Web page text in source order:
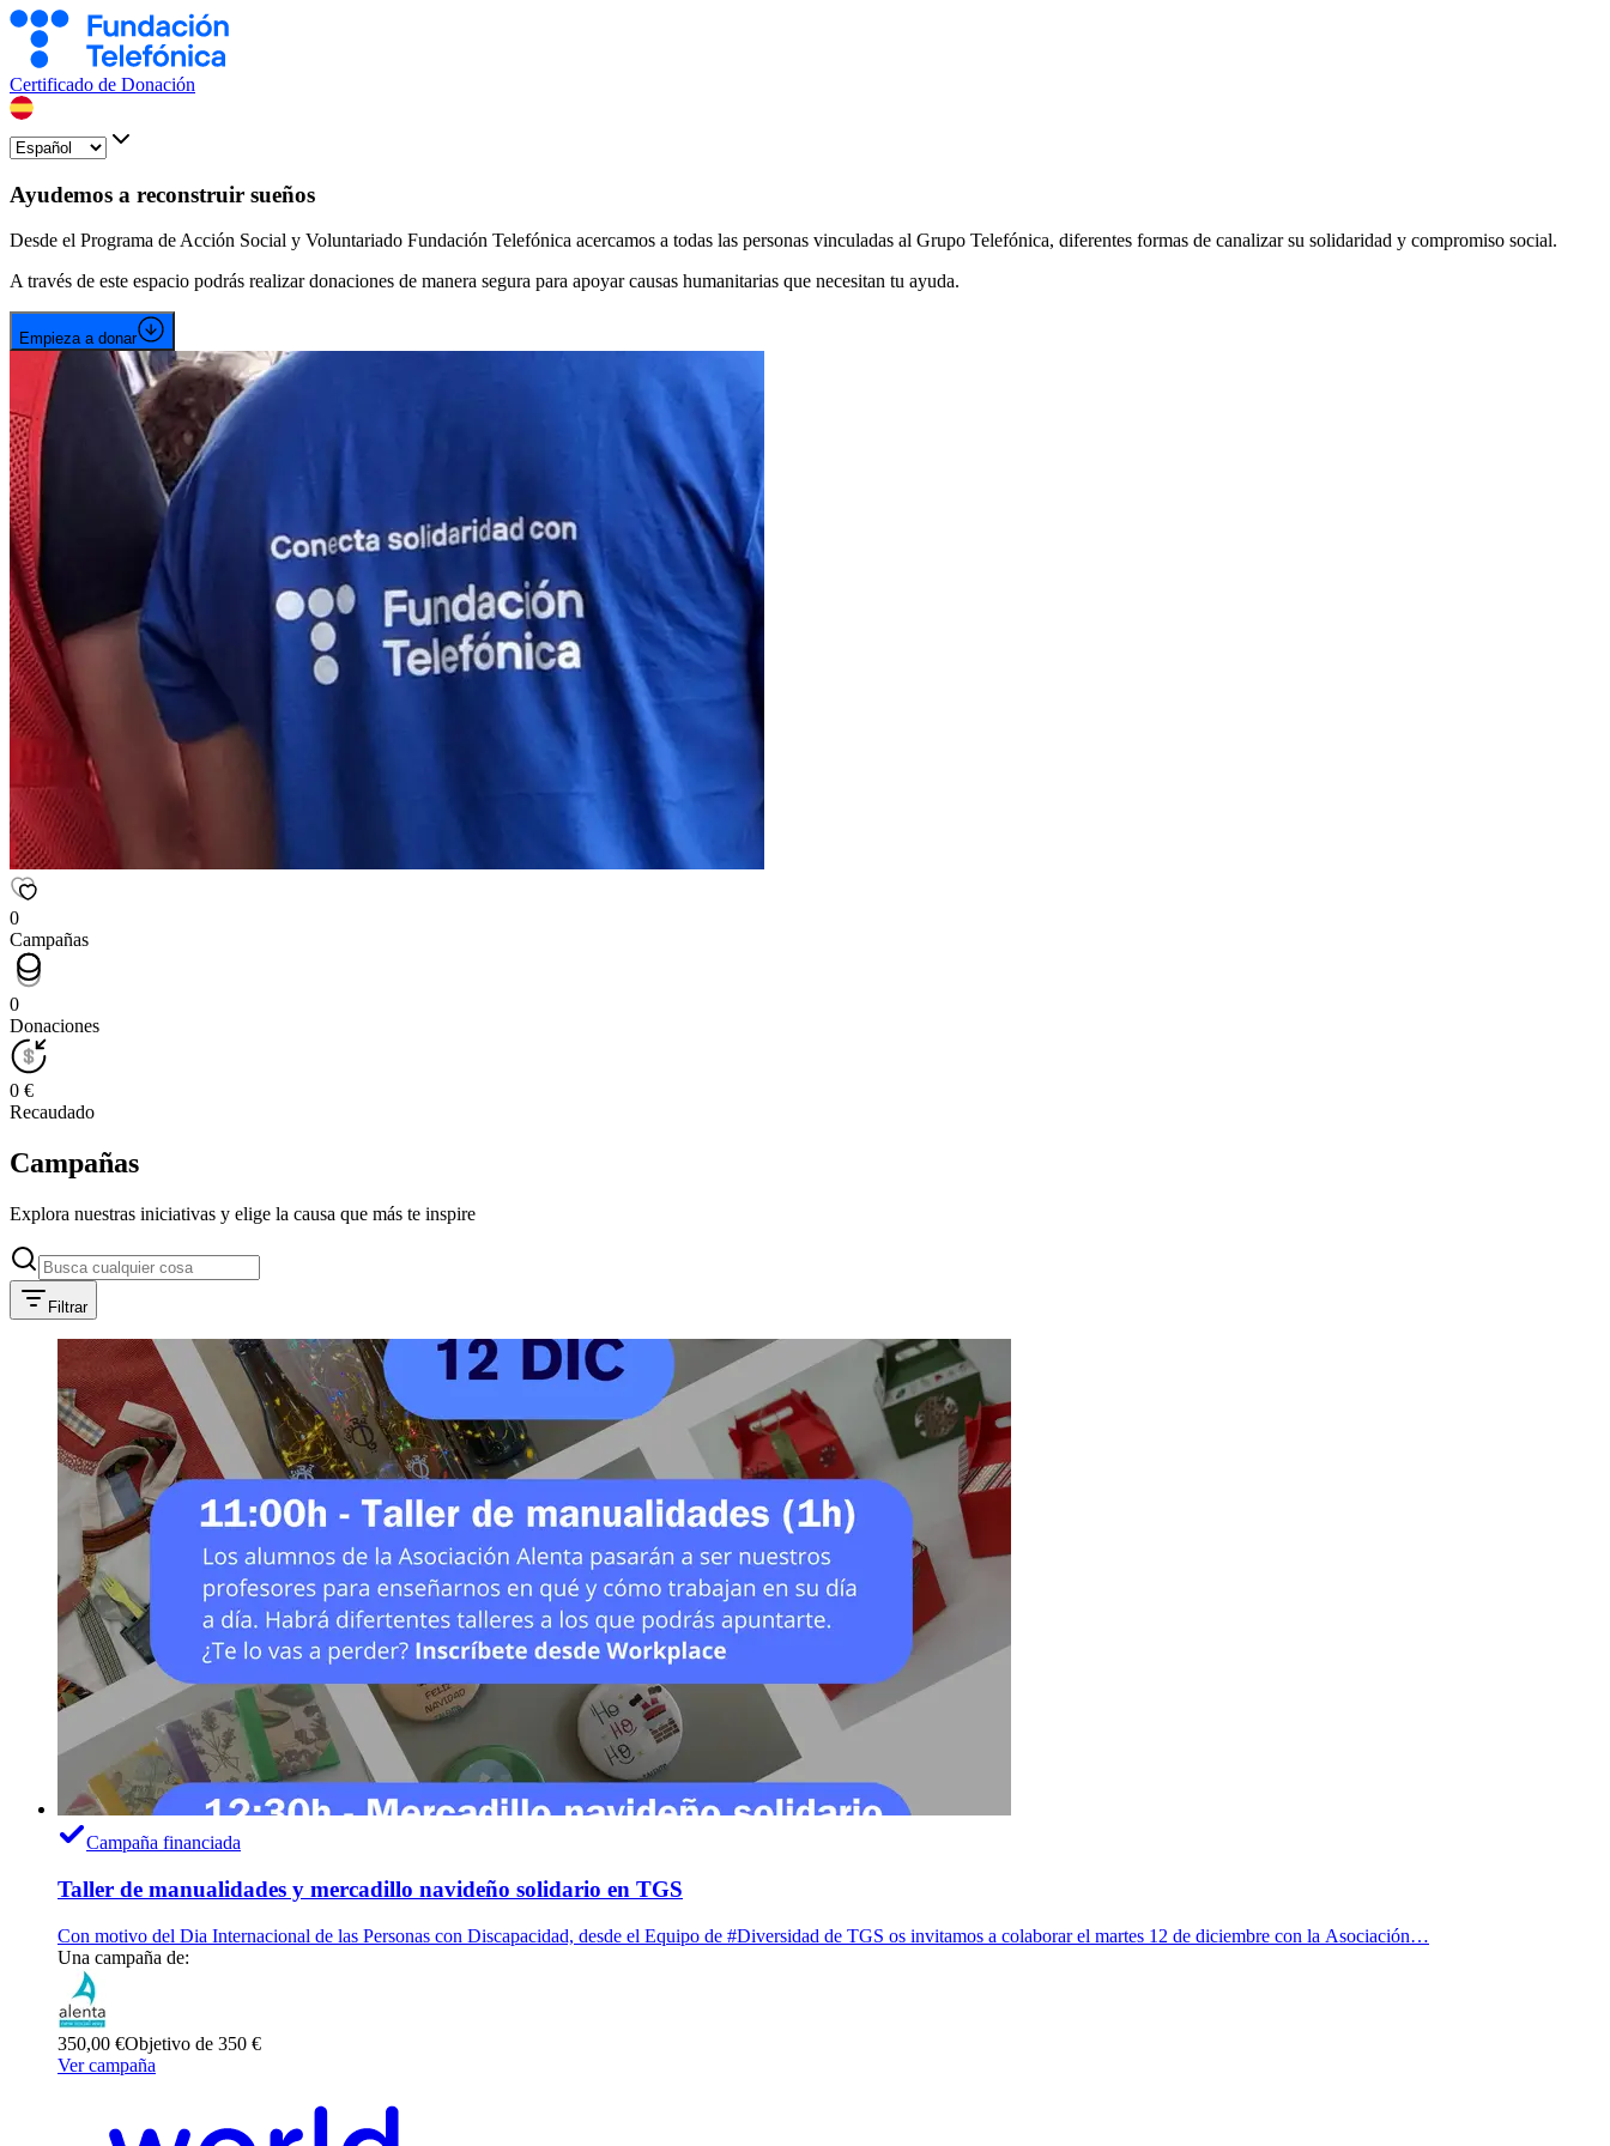
Certificado de Donación
Ayudemos a reconstruir sueños
Desde el Programa de Acción Social y Voluntariado Fundación Telefónica acercamos a todas las personas vinculadas al Grupo Telefónica, diferentes formas de canalizar su solidaridad y compromiso social.
A través de este espacio podrás realizar donaciones de manera segura para apoyar causas humanitarias que necesitan tu ayuda.
Empieza a donar
0
Campañas
0
Donaciones
0 €
Recaudado
Campañas
Explora nuestras iniciativas y elige la causa que más te inspire
Filtrar
Campaña financiada
Taller de manualidades y mercadillo navideño solidario en TGS
Con motivo del Dia Internacional de las Personas con Discapacidad, desde el Equipo de #Diversidad de TGS os invitamos a colaborar el martes 12 de diciembre con la Asociación…
Una campaña de:
350,00 €Objetivo de 350 €
Ver campaña